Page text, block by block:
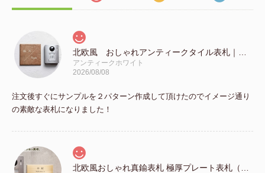
アンティークホワイト
2026/08/08
注文後すぐにサンプルを２パターン作成して頂けたのでイメージ通り
の素敵な表札になりました！